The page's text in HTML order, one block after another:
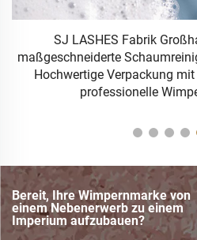
SJ LASHES Fabrik
maßgeschneiderte
Hochwertige Verpackung
professionelle
Bereit, Ihre Wimpernmarke von
einem Nebenerwerb zu einem
Imperium aufzubauen?